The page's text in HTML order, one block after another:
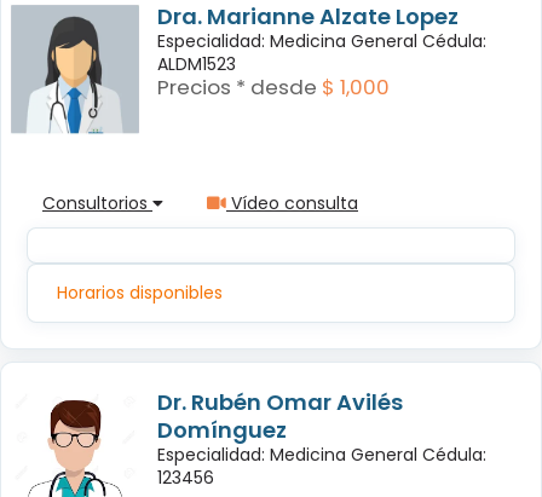
Dra. Marianne Alzate Lopez
Especialidad: Medicina General Cédula:
ALDM1523
Precios * desde $ 1,000
Consultorios Vídeo consulta
Horarios disponibles
Dr. Rubén Omar Avilés
Domínguez
Especialidad: Medicina General Cédula:
123456